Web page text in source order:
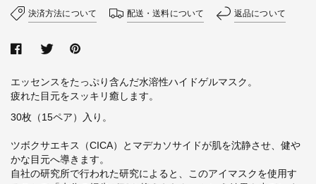
決済方法について 配送・送料について 返品について
エッセンスをたっぷり含んだ水溶性ハイドゲルマスク。
疲れた目元をスッキリ癒します。
30枚（15ペア）入り。
ツボクサエキス（CICA）とマデカソサイドが肌を沈静させ、健や
かな目元へ導きます。
自社の研究所で行われた研究によると、このアイマスクを使用す